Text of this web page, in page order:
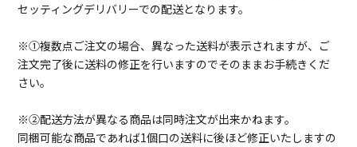
セッティングデリバリーでの配送となります。
※①複数点ご注文の場合、異なった送料が表示されますが、ご
注文完了後に送料の修正を行いますのでそのままお手続きくだ
さい。
※②配送方法が異なる商品は同時注文が出来かねます。
同梱可能な商品であれば1個口の送料に後ほど修正いたしますの